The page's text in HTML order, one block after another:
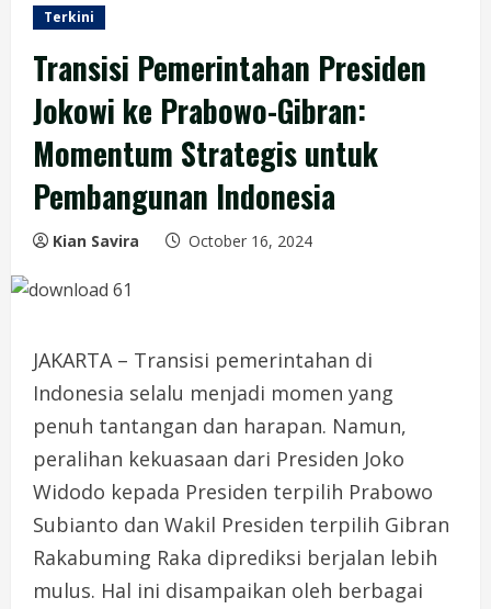
Terkini
Transisi Pemerintahan Presiden
Jokowi ke Prabowo-Gibran:
Momentum Strategis untuk
Pembangunan Indonesia
Kian Savira October 16, 2024
JAKARTA – Transisi pemerintahan di
Indonesia selalu menjadi momen yang
penuh tantangan dan harapan. Namun,
peralihan kekuasaan dari Presiden Joko
Widodo kepada Presiden terpilih Prabowo
Subianto dan Wakil Presiden terpilih Gibran
Rakabuming Raka diprediksi berjalan lebih
mulus. Hal ini disampaikan oleh berbagai